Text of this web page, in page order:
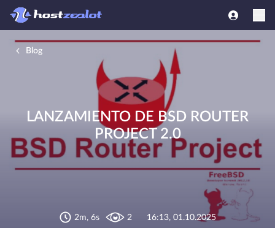
Blog
LANZAMIENTO DE BSD ROUTER
PROJECT 2.0
2m, 6s 2 16:13, 01.10.2025